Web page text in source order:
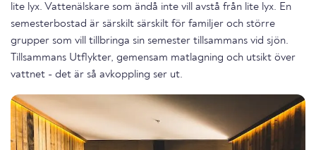
lite lyx. Vattenälskare som ändå inte vill avstå från lite lyx. En
semesterbostad är särskilt särskilt för familjer och större
grupper som vill tillbringa sin semester tillsammans vid sjön.
Tillsammans Utflykter, gemensam matlagning och utsikt över
vattnet - det är så avkoppling ser ut.